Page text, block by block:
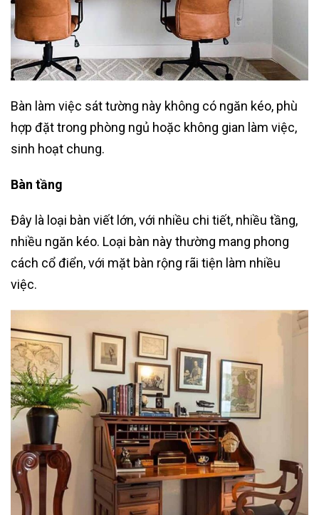
Bàn làm việc sát tường này không có ngăn kéo, phù
hợp đặt trong phòng ngủ hoặc không gian làm việc,
sinh hoạt chung.
Bàn tầng
Đây là loại bàn viết lớn, với nhiều chi tiết, nhiều tầng,
nhiều ngăn kéo. Loại bàn này thường mang phong
cách cổ điển, với mặt bàn rộng rãi tiện làm nhiều
việc.